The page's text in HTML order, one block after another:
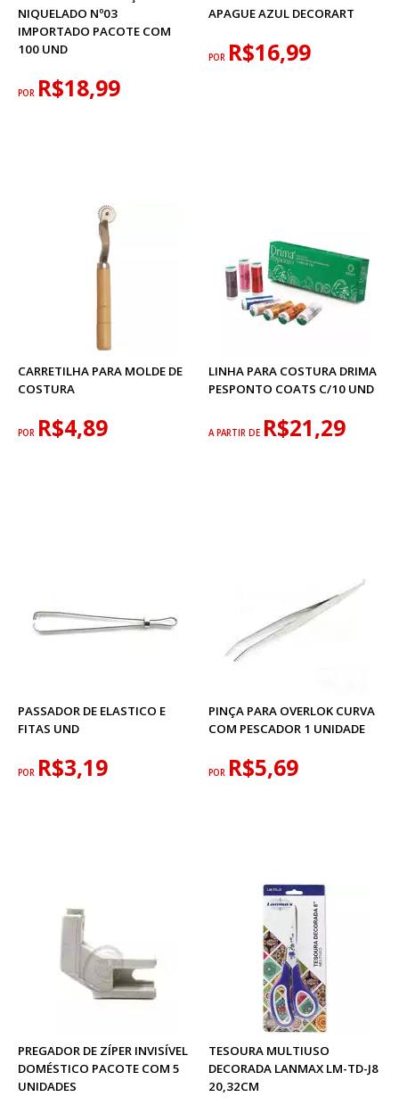
NIQUELADO Nº03
IMPORTADO PACOTE COM
100 UND
POR R$18,99
APAGUE AZUL DECORART
POR R$16,99
CARRETILHA PARA MOLDE DE
COSTURA
POR R$4,89
LINHA PARA COSTURA DRIMA
PESPONTO COATS C/10 UND
A PARTIR DE R$21,29
PASSADOR DE ELASTICO E
FITAS UND
POR R$3,19
PINÇA PARA OVERLOK CURVA
COM PESCADOR 1 UNIDADE
POR R$5,69
PREGADOR DE ZÍPER INVISÍVEL
DOMÉSTICO PACOTE COM 5
UNIDADES
TESOURA MULTIUSO
DECORADA LANMAX LM-TD-J8
20,32CM